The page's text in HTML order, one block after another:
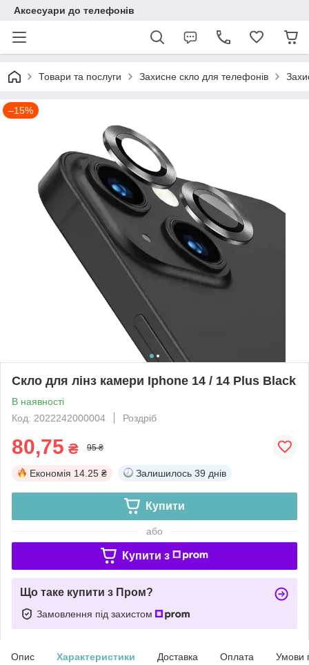
Аксесуари до телефонів
Товари та послуги Захисне скло для телефонів
–15%
Скло для лінз камери Iphone 14 / 14 Plus Black
В наявності
Код: 2022242000004
Роздріб
80,75 ₴ 95 ₴
Економія 14.25 ₴ Залишилось 39 днів
Купити
або
Купити з
Що таке купити з Пром?
Замовлення під захистом
Опис Характеристики Доставка Оплата Умови